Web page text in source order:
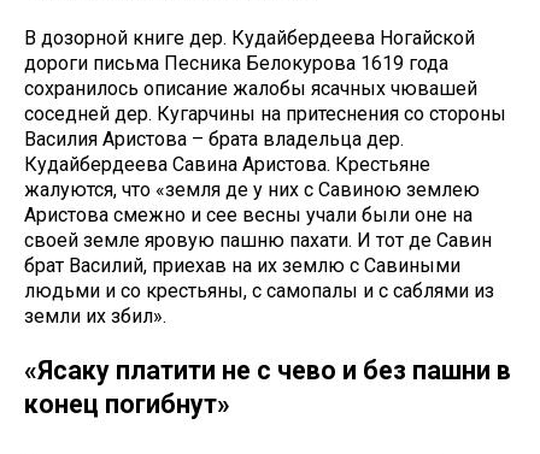
В дозорной книге дер. Кудайбердеева Ногайской
дороги письма Песника Белокурова 1619 года
сохранилось описание жалобы ясачных чювашей
соседней дер. Кугарчины на притеснения со стороны
Василия Аристова – брата владельца дер.
Кудайбердеева Савина Аристова. Крестьяне
жалуются, что «земля де у них с Савиною землею
Аристова смежно и сее весны учали были оне на
своей земле яровую пашню пахати. И тот де Савин
брат Василий, приехав на их землю с Савиными
людьми и со крестьяны, с самопалы и с саблями из
земли их збил».
«Ясаку платити не с чево и без пашни в
конец погибнут»